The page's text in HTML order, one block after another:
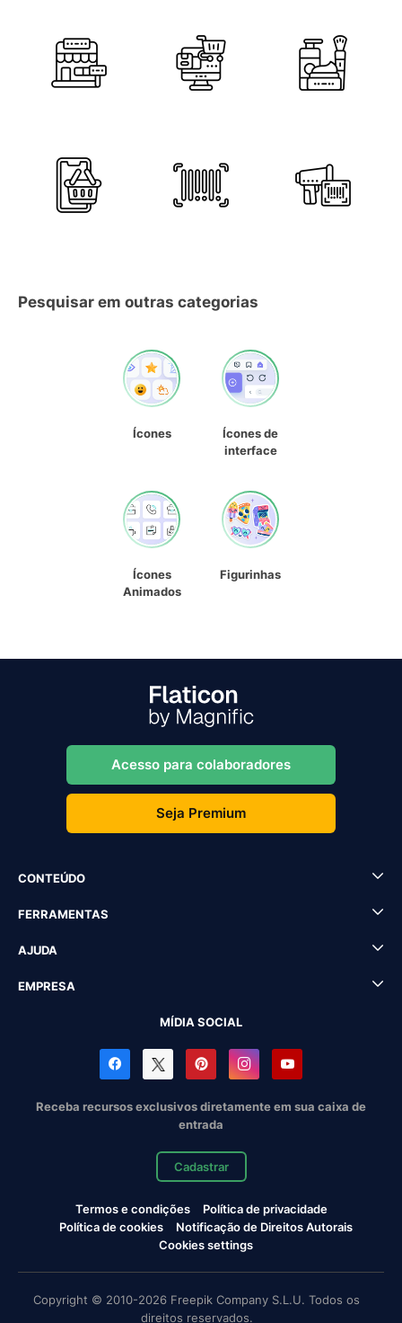
Pesquisar em outras categorias
Ícones
Ícones de
interface
Ícones
Animados
Figurinhas
Acesso para colaboradores
Seja Premium
CONTEÚDO
FERRAMENTAS
AJUDA
EMPRESA
MÍDIA SOCIAL
Receba recursos exclusivos diretamente em sua caixa de
entrada
Cadastrar
Termos e condições
Política de privacidade
Política de cookies
Notificação de Direitos Autorais
Cookies settings
Copyright © 2010-2026 Freepik Company S.L.U. Todos os
direitos reservados.